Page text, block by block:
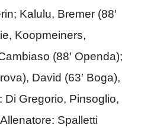
Kalulu, Bremer (88′
Koopmeiners,
(88′ Openda);
David (63′ Boga),
Di Gregorio, Pinsoglio,
Spalletti